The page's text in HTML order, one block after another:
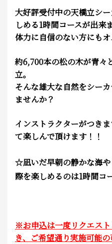
大好評受付中の天橋立シ
しめる1時間コースが出来
体力に自信のない方にもオ
約6,700本の松の木が青々
立。
そんな雄大な自然をシー
ませんか？
インストラクターがつき
て楽しんで頂けます！！
☆凪いだ早朝の静かな海
際を楽しめるのは1時間コ
※お申込は一度リクエス
き、ご希望通り実施可能